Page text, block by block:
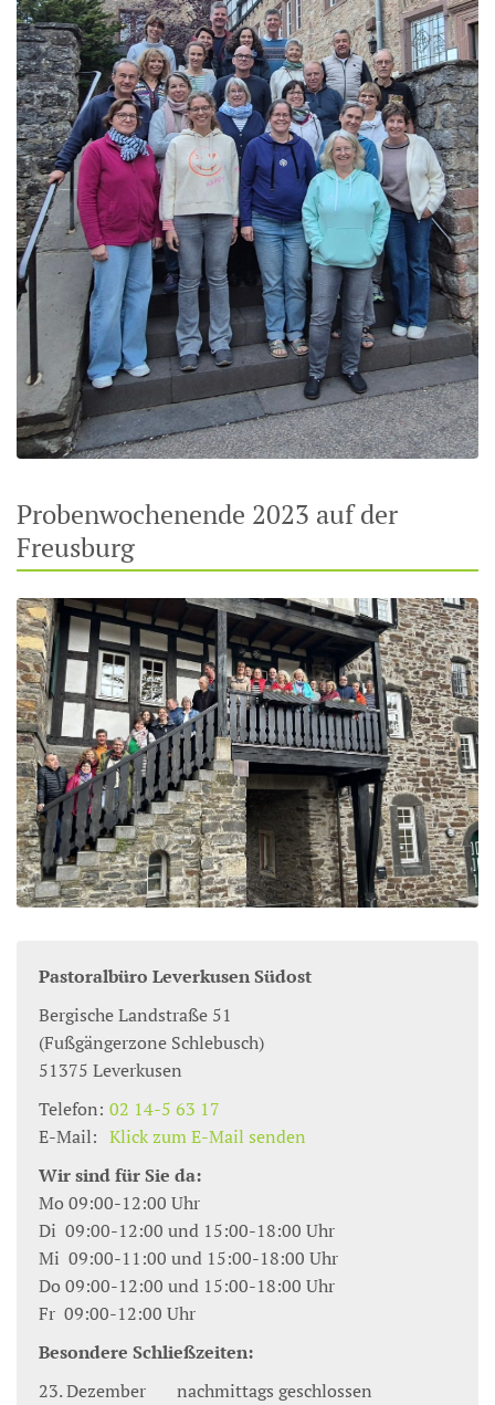
Probenwochenende 2023 auf der
Freusburg
Pastoralbüro Leverkusen Südost
Bergische Landstraße 51
(Fußgängerzone Schlebusch)
51375 Leverkusen
Telefon: 02 14-5 63 17
E-Mail: Klick zum E-Mail senden
Wir sind für Sie da:
Mo 09:00-12:00 Uhr
Di 09:00-12:00 und 15:00-18:00 Uhr
Mi 09:00-11:00 und 15:00-18:00 Uhr
Do 09:00-12:00 und 15:00-18:00 Uhr
Fr 09:00-12:00 Uhr
Besondere Schließzeiten:
23. Dezember nachmittags geschlossen